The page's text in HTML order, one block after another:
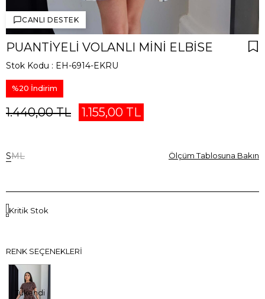
CANLI DESTEK
PUANTIYELI VOLANLI MINI ELBISE
Stok Kodu EH-6914-EKRU
%20 İndirim
1.440,00 TL 1.155,00 TL
SML Ölçüm Tablosuna Bakın
Kritik Stok
RENK SEÇENEKLERI
Tükendi